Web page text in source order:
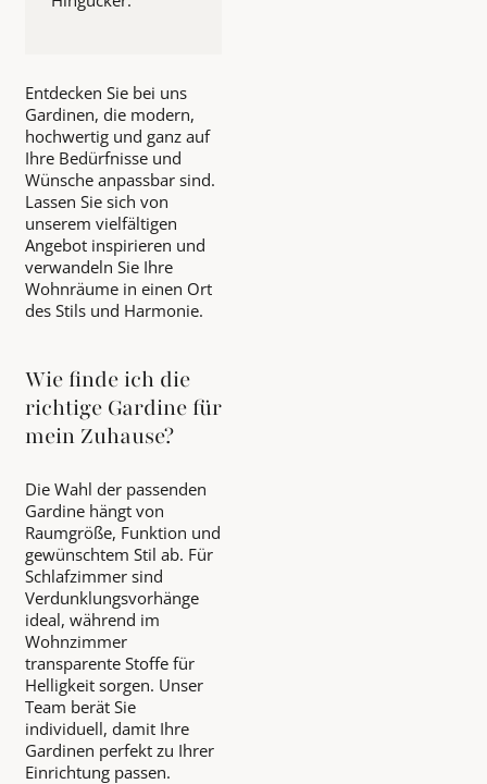
Entdecken Sie bei uns
Gardinen, die modern,
hochwertig und ganz auf
Ihre Bedürfnisse und
Wünsche anpassbar sind.
Lassen Sie sich von
unserem vielfältigen
Angebot inspirieren und
verwandeln Sie Ihre
Wohnräume in einen Ort
des Stils und Harmonie.
Wie finde ich die
richtige Gardine für
mein Zuhause?
Die Wahl der passenden
Gardine hängt von
Raumgröße, Funktion und
gewünschtem Stil ab. Für
Schlafzimmer sind
Verdunklungsvorhänge
ideal, während im
Wohnzimmer
transparente Stoffe für
Helligkeit sorgen. Unser
Team berät Sie
individuell, damit Ihre
Gardinen perfekt zu Ihrer
Einrichtung passen.